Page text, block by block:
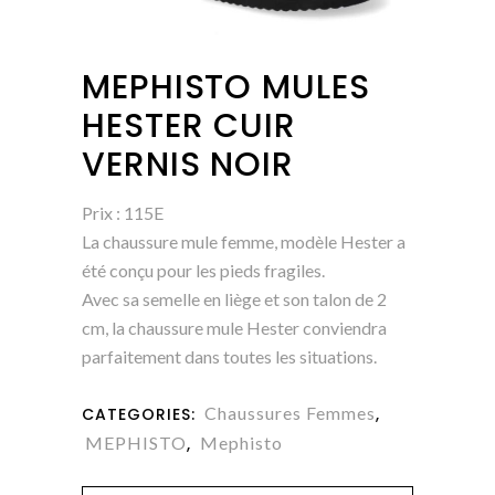
MEPHISTO MULES
HESTER CUIR
VERNIS NOIR
Prix : 115E
La chaussure mule femme, modèle Hester a
été conçu pour les pieds fragiles.
Avec sa semelle en liège et son talon de 2
cm, la chaussure mule Hester conviendra
parfaitement dans toutes les situations.
CATEGORIES: Chaussures Femmes,
MEPHISTO, Mephisto